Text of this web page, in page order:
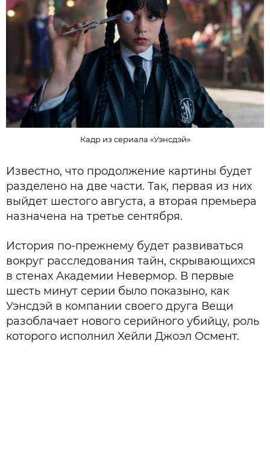
Кадр из сериала «Уэнсдэй»
Известно, что продолжение картины будет
разделено на две части. Так, первая из них
выйдет шестого августа, а вторая премьера
назначена на третье сентября.
История по-прежнему будет развиваться
вокруг расследования тайн, скрывающихся
в стенах Академии Невермор. В первые
шесть минут серии было показыно, как
Уэнсдэй в компании своего друга Вещи
разоблачает нового серийного убийцу, роль
которого исполнил Хейли Джоэл Осмент.